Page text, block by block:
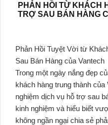
PHẢN HỒI TỪ KHÁCH
TRỢ SAU BÁN HÀNG
Phản Hồi Tuyệt Vời từ
Sau Bán Hàng của Vantech
Trong một ngày nắng đẹp
khách hàng trung thành
nghiệm dịch vụ hỗ trợ sau
kinh nghiệm và hiểu biết
không ngần ngại chia sẻ